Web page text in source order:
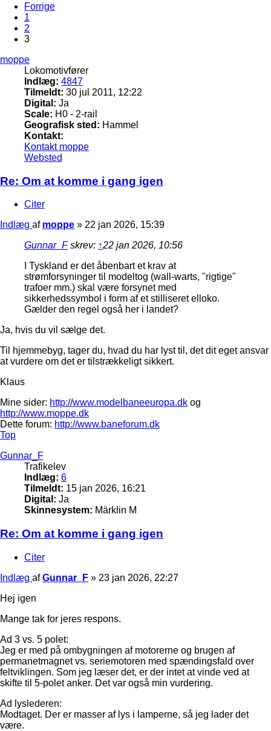
Forrige
1
2
3
moppe
Lokomotivfører
Indlæg: 4847
Tilmeldt: 30 jul 2011, 12:22
Digital: Ja
Scale: H0 - 2-rail
Geografisk sted: Hammel
Kontakt:
Kontakt moppe
Websted
Re: Om at komme i gang igen
Citer
Indlæg af moppe » 22 jan 2026, 15:39
Gunnar_Fskrev: ↑22 jan 2026, 10:56
I Tyskland er det åbenbart et krav at
strømforsyninger til modeltog (wall-warts, "rigtige"
trafoer mm.) skal være forsynet med
sikkerhedssymbol i form af et stilliseret elloko.
Gælder den regel også her i landet?
Ja, hvis du vil sælge det.
Til hjemmebyg, tager du, hvad du har lyst til, det dit eget ansvar
at vurdere om det er tilstrækkeligt sikkert.
Klaus
Mine sider: http://www.modelbaneeuropa.dk og
http://www.moppe.dk
Dette forum: http://www.baneforum.dk
Top
Gunnar_F
Trafikelev
Indlæg: 6
Tilmeldt: 15 jan 2026, 16:21
Digital: Ja
Skinnesystem: Märklin M
Re: Om at komme i gang igen
Citer
Indlæg afGunnar_F » 23 jan 2026, 22:27
Hej igen
Mange tak for jeres respons.
Ad 3 vs. 5 polet:
Jeg er med på ombygningen af motorerne og brugen af
permanetmagnet vs. seriemotoren med spændingsfald over
feltviklingen. Som jeg læser det, er der intet at vinde ved at
skifte til 5-polet anker. Det var også min vurdering.
Ad lyslederen:
Modtaget. Der er masser af lys i lamperne, så jeg lader det
være.